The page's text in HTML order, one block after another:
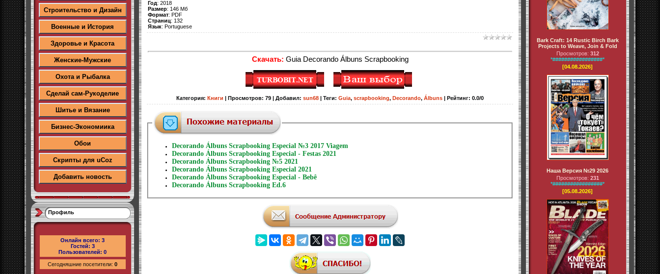
Строительство и Дизайн
Военные и История
Здоровье и Красота
Женские-Мужские
Охота и Рыбалка
Сделай сам-Рукоделие
Шитье и Вязание
Бизнес-Экономиика
Обои
Скрипты для uCoz
Добавить новость
Профиль
Онлайн всего: 3
Гостей: 3
Пользователей: 0
Сегодняшние посетители: 0
Год: 2018
Размер: 146 Мб
Формат: PDF
Страниц: 132
Язык: Portuguese
Скачать: Guia Decorando Álbuns Scrapbooking
Категория: Книги Просмотров: 79 Добавил: sun68 Теги: Guia, scrapbooking, Decorando, Álbuns Рейтинг: 0.0/0
Decorando Álbuns Scrapbooking Especial №3 2017 Viagem
Decorando Álbuns Scrapbooking Especial - Festas 2021
Decorando Álbuns Scrapbooking №5 2021
Decorando Álbuns Scrapbooking Especial 2021
Decorando Álbuns Scrapbooking Especial - Bebê
Decorando Álbuns Scrapbooking Ed.6
Bark Craft: 14 Rustic Birch Bark
Projects to Weave, Join & Fold
Просмотров: 312
*#################*
[04.08.2026]
Наша Версия №29 2026
Просмотров: 231
*#################*
[05.08.2026]